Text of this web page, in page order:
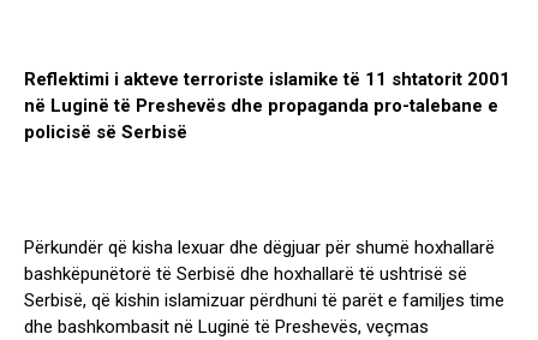
Reflektimi i akteve terroriste islamike të 11 shtatorit 2001
në Luginë të Preshevës dhe propaganda pro-talebane e
policisë së Serbisë
Përkundër që kisha lexuar dhe dëgjuar për shumë hoxhallarë
bashkëpunëtorë të Serbisë dhe hoxhallarë të ushtrisë së
Serbisë, që kishin islamizuar përdhuni të parët e familjes time
dhe bashkombasit në Luginë të Preshevës, veçmas